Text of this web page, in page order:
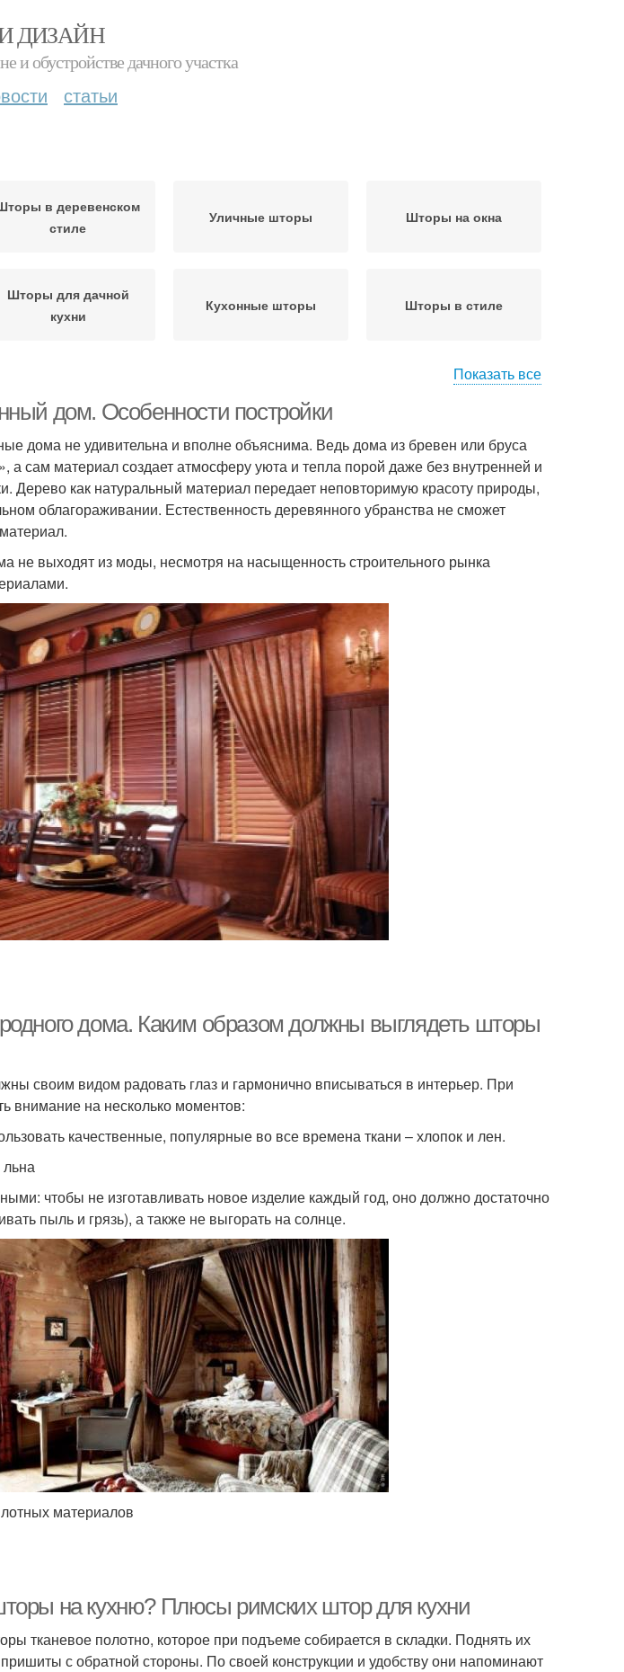
ДИЗАЙН
и обустройстве дачного участка
статьи
в деревенском
стиле
Уличные шторы Шторы на окна
Шторы для дачной
кухни
Кухонные шторы Шторы в стиле
Шторы в деревянном
Римские шторы Римская штора Рулонные шторы
Шторы для беседки Шторы для беседок Шторы от икеа
Показать все
дом. Особенности постройки
дома не удивительна и вполне объяснима. Ведь дома из бревен или бруса
а сам материал создает атмосферу уюта и тепла порой даже без внутренней и
Дерево как натуральный материал передает неповторимую красоту природы,
облагораживании. Естественность деревянного убранства не сможет
не выходят из моды, несмотря на насыщенность строительного рынка
дома. Каким образом должны выглядеть шторы
своим видом радовать глаз и гармонично вписываться в интерьер. При
внимание на несколько моментов:
качественные, популярные во все времена ткани – хлопок и лен.
чтобы не изготавливать новое изделие каждый год, оно должно достаточно
пыль и грязь), а также не выгорать на солнце.
материалов
на кухню? Плюсы римских штор для кухни
тканевое полотно, которое при подъеме собирается в складки. Поднять их
с обратной стороны. По своей конструкции и удобству они напоминают